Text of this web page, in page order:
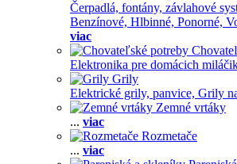
Čerpadlá, fontány, závlahové
Benzínové, Hlbinné, Ponorné,
viac
Elektronika pre domácich
Grily
Elektrické grily, panvice, Grily
Zemné vrtáky
... viac
Rozmetače
... viac